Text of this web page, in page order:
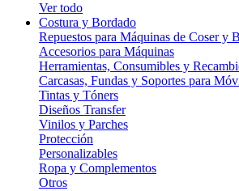
Ver todo
Costura y Bordado
Repuestos para Máquinas de Coser y
Accesorios para Máquinas
Herramientas, Consumibles y
Carcasas, Fundas y Soportes para
Tintas y Tóners
Diseños Transfer
Vinilos y Parches
Protección
Personalizables
Ropa y Complementos
Otros